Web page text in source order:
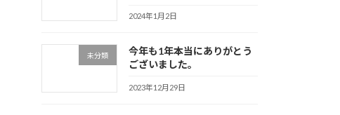
2024年1月2日
未分類
今年も1年本当にありがとう
ございました。
2023年12月29日